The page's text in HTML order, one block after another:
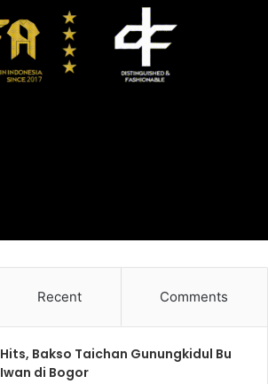
Recent Comments
Hits, Bakso Taichan Gunungkidul Bu
Iwan di Bogor